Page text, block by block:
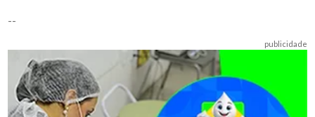
--
publicidade